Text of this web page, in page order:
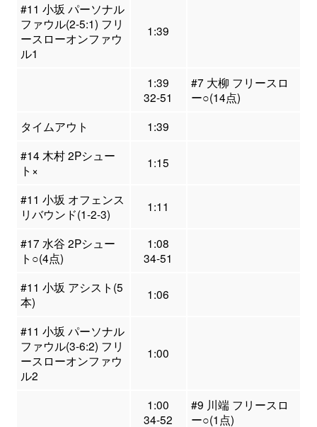
#11 小坂 パーソナル
ファウル(2-5:1) フリ
ースローオンファウ
ル1
1:39
1:39
32-51
#7 大柳 フリースロ
ー○(14点)
タイムアウト
1:39
#14 木村 2Pシュー
ト×
1:15
#11 小坂 オフェンス
リバウンド(1-2-3)
1:11
#17 水谷 2Pシュー
ト○(4点)
1:08
34-51
#11 小坂 アシスト(5
本)
1:06
#11 小坂 パーソナル
ファウル(3-6:2) フリ
ースローオンファウ
ル2
1:00
1:00
34-52
#9 川端 フリースロ
ー○(1点)